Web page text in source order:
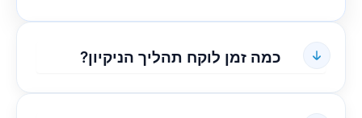
כמה זמן לוקח תהליך הניקיון?